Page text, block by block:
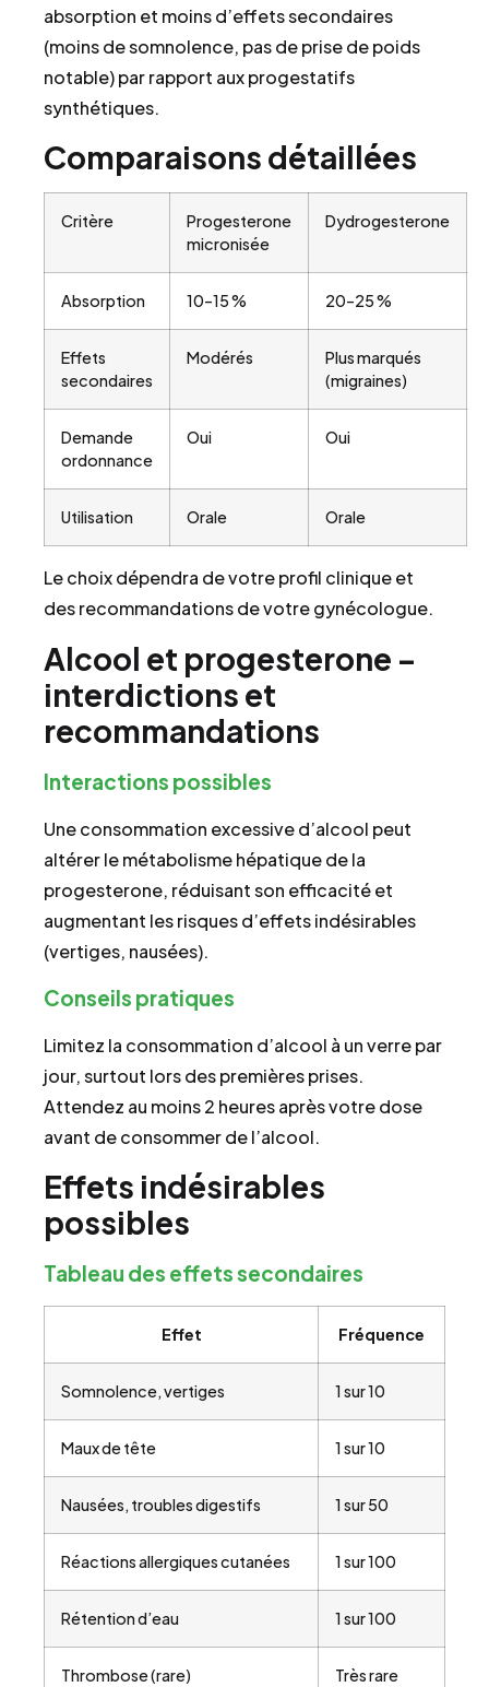
absorption et moins d’effets secondaires
(moins de somnolence, pas de prise de poids
notable) par rapport aux progestatifs
synthétiques.
Comparaisons détaillées
Critère
Progesterone
micronisée
Dydrogesterone
Absorption 10–15 % 20–25 %
Effets
secondaires
Modérés
Plus marqués
(migraines)
Demande
ordonnance
Oui Oui
Utilisation Orale Orale
Le choix dépendra de votre profil clinique et
des recommandations de votre gynécologue.
Alcool et progesterone –
interdictions et
recommandations
Interactions possibles
Une consommation excessive d’alcool peut
altérer le métabolisme hépatique de la
progesterone, réduisant son efficacité et
augmentant les risques d’effets indésirables
(vertiges, nausées).
Conseils pratiques
Limitez la consommation d’alcool à un verre par
jour, surtout lors des premières prises.
Attendez au moins 2 heures après votre dose
avant de consommer de l’alcool.
Effets indésirables
possibles
Tableau des effets secondaires
Effet Fréquence
Somnolence, vertiges 1 sur 10
Maux de tête 1 sur 10
Nausées, troubles digestifs 1 sur 50
Réactions allergiques cutanées 1 sur 100
Rétention d’eau 1 sur 100
Thrombose (rare) Très rare